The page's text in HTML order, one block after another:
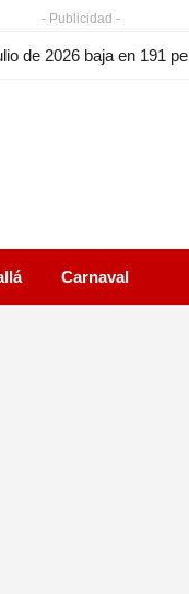
- Publicidad -
de 2026 baja en 191
Carnaval